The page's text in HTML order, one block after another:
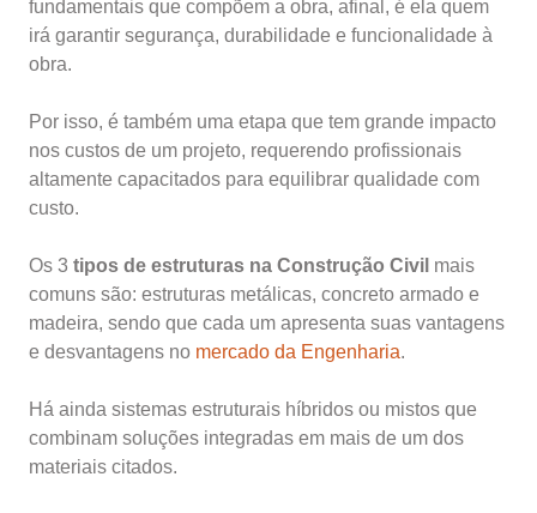
fundamentais que compõem a obra, afinal, é ela quem
irá garantir segurança, durabilidade e funcionalidade à
obra.
Por isso, é também uma etapa que tem grande impacto
nos custos de um projeto, requerendo profissionais
altamente capacitados para equilibrar qualidade com
custo.
Os 3 tipos de estruturas na Construção Civil mais
comuns são: estruturas metálicas, concreto armado e
madeira, sendo que cada um apresenta suas vantagens
e desvantagens no mercado da Engenharia.
Há ainda sistemas estruturais híbridos ou mistos que
combinam soluções integradas em mais de um dos
materiais citados.